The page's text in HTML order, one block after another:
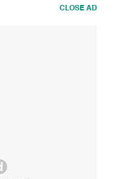
CLOSE AD